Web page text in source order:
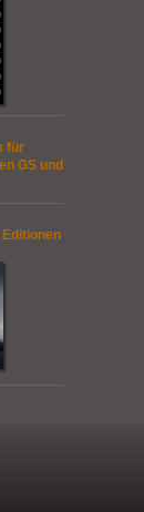
für
GS und